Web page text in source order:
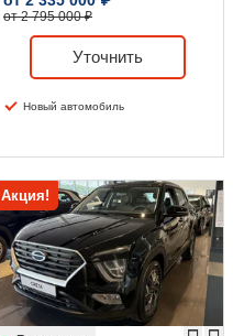
от 2 795 000 ₽
Уточнить
Новый автомобиль
Акция!